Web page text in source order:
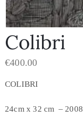
Colibri
€400.00
COLIBRI
24cm x 32 cm – 2008